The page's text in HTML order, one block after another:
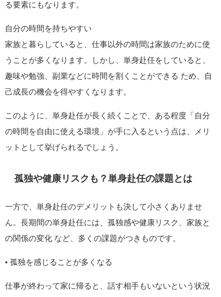
る要素にもなります。
自分の時間を持ちやすい
家族と暮らしていると、仕事以外の時間は家族のために使
うことが多くなります。しかし、単身赴任をしていると、
趣味や勉強、副業などに時間を割くことができる ため、自
己成長の機会を得やすくなります。
このように、単身赴任が長く続くことで、ある程度「自分
の時間を自由に使える環境」が手に入るという点は、メリ
ットとして挙げられるでしょう。
孤独や健康リスクも？単身赴任の課題とは
一方で、単身赴任のデメリットも決して小さくありませ
ん。長期間の単身赴任には、孤独感や健康リスク、家族と
の関係の変化 など、多くの課題がつきものです。
• 孤独を感じることが多くなる
仕事が終わって家に帰ると、話す相手もいないという状況